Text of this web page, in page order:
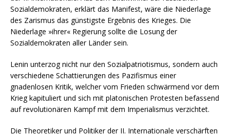
Sozialdemokraten, erklärt das Manifest, wäre die Niederlage
des Zarismus das günstigste Ergebnis des Krieges. Die
Niederlage »ihrer« Regierung sollte die Losung der
Sozialdemokraten aller Länder sein.
Lenin unterzog nicht nur den Sozialpatriotismus, sondern auch
verschiedene Schattierungen des Pazifismus einer
gnadenlosen Kritik, welcher vom Frieden schwärmend vor dem
Krieg kapituliert und sich mit platonischen Protesten befassend
auf revolutionären Kampf mit dem Imperialismus verzichtet.
Die Theoretiker und Politiker der II. Internationale verschärften